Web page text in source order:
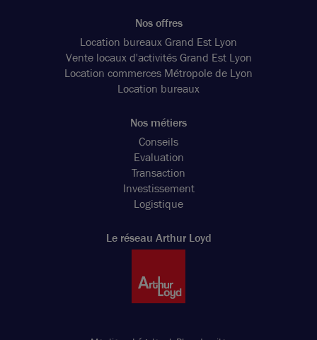
Nos offres
Location bureaux Grand Est Lyon
Vente locaux d'activités Grand Est Lyon
Location commerces Métropole de Lyon
Location bureaux
Nos métiers
Conseils
Evaluation
Transaction
Investissement
Logistique
Le réseau Arthur Loyd